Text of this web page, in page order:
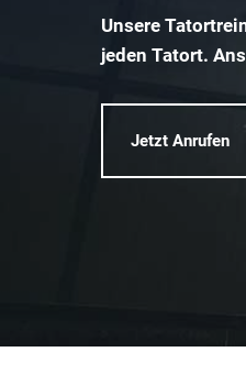
Unsere
jeden Tatort.
Jetzt Anrufen